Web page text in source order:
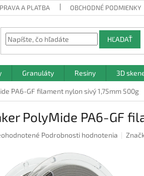
A PLATBA OBCHODNÉ PODMIENKY
HĽADAŤ
Granuláty Resiny 3D
PA6-GF filament nylon sivý 1,75mm 500g
PolyMide PA6-GF
Podrobnosti hodnotenia